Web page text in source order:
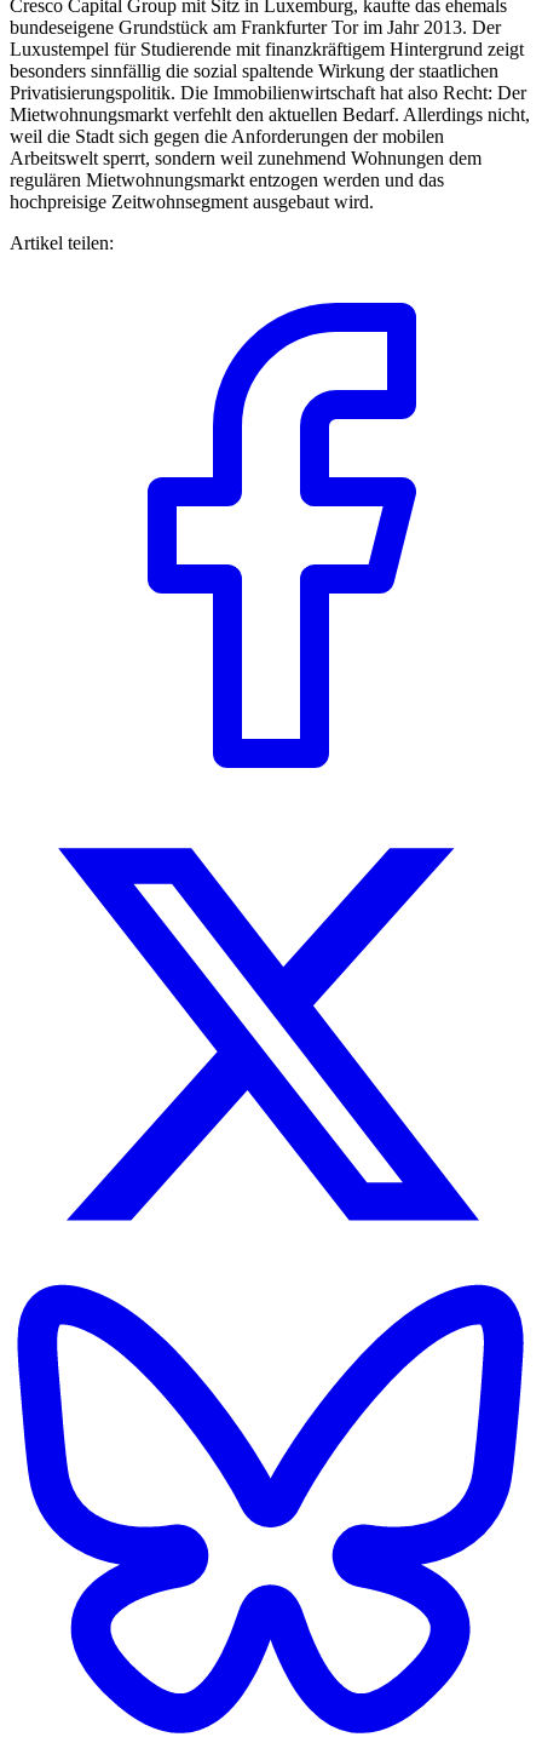
Cresco Capital Group mit Sitz in Luxemburg, kaufte das ehemals
bundeseigene Grundstück am Frankfurter Tor im Jahr 2013. Der
Luxustempel für Studierende mit finanzkräftigem Hintergrund zeigt
besonders sinnfällig die sozial spaltende Wirkung der staatlichen
Privatisierungspolitik. Die Immobilienwirtschaft hat also Recht: Der
Mietwohnungsmarkt verfehlt den aktuellen Bedarf. Allerdings nicht,
weil die Stadt sich gegen die Anforderungen der mobilen
Arbeitswelt sperrt, sondern weil zunehmend Wohnungen dem
regulären Mietwohnungsmarkt entzogen werden und das
hochpreisige Zeitwohnsegment ausgebaut wird.
Artikel teilen: